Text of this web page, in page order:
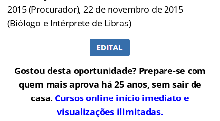
2015 (Procurador), 22 de novembro de 2015
(Biólogo e Intérprete de Libras)
Gostou desta oportunidade? Prepare-se com
quem mais aprova há 25 anos, sem sair de
casa. Cursos online início imediato e
visualizações ilimitadas.